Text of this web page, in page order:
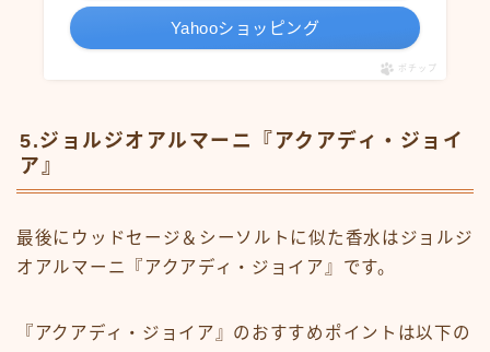
Yahooショッピング
ポチップ
5.ジョルジオアルマーニ『アクアディ・ジョイ
ア』
最後にウッドセージ＆シーソルトに似た香水はジョルジ
オアルマーニ『アクアディ・ジョイア』です。
『アクアディ・ジョイア』のおすすめポイントは以下の